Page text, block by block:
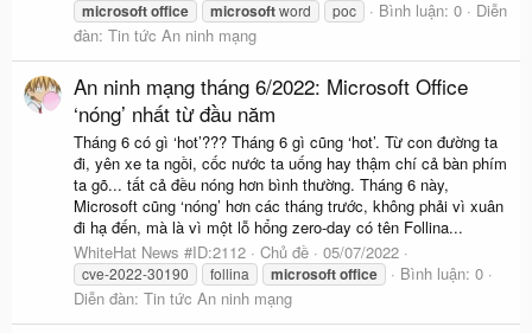
microsoftoffice microsoftword poc Bình luận: 0
Diễn
đàn: Tin tức An ninh mạng
An ninh mạng tháng 6/2022: Microsoft Office
‘nóng’ nhất từ đầu năm
Tháng 6 có gì ‘hot’??? Tháng 6 gì cũng ‘hot’. Từ con đường ta
đi, yên xe ta ngồi, cốc nước ta uống hay thậm chí cả bàn phím
ta gõ... tất cả đều nóng hơn bình thường. Tháng 6 này,
Microsoft cũng ‘nóng’ hơn các tháng trước, không phải vì xuân
đi hạ đến, mà là vì một lỗ hổng zero-day có tên Follina...
WhiteHat News #ID:2112
Chủ đề 05/07/2022
cve-2022-30190 follina microsoftoffice
Bình luận: 0
Diễn đàn: Tin tức An ninh mạng